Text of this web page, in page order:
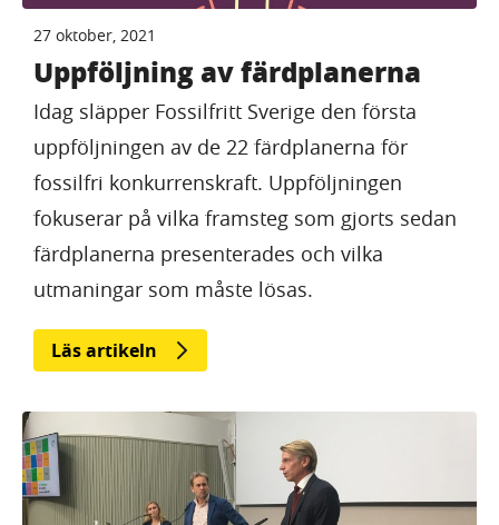
27 oktober, 2021
Uppföljning av färdplanerna
Idag släpper Fossilfritt Sverige den första
uppföljningen av de 22 färdplanerna för
fossilfri konkurrenskraft. Uppföljningen
fokuserar på vilka framsteg som gjorts sedan
färdplanerna presenterades och vilka
utmaningar som måste lösas.
Läs artikeln